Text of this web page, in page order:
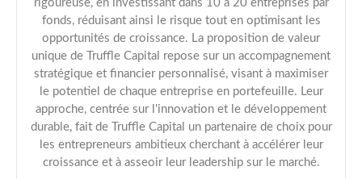
rigoureuse, en investissant dans 10 à 20 entreprises par
fonds, réduisant ainsi le risque tout en optimisant les
opportunités de croissance. La proposition de valeur
unique de Truffle Capital repose sur un accompagnement
stratégique et financier personnalisé, visant à maximiser
le potentiel de chaque entreprise en portefeuille. Leur
approche, centrée sur l'innovation et le développement
durable, fait de Truffle Capital un partenaire de choix pour
les entrepreneurs ambitieux cherchant à accélérer leur
croissance et à asseoir leur leadership sur le marché.